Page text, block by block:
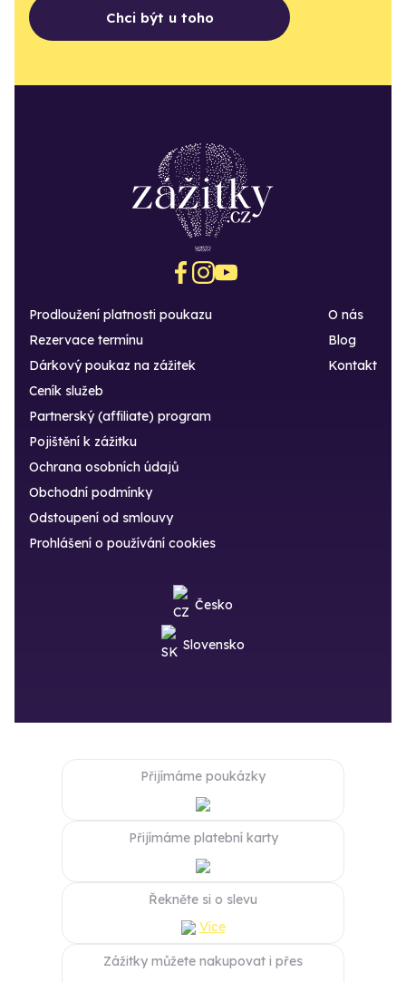
Chci být u toho
Prodloužení platnosti poukazu
Rezervace termínu
Dárkový poukaz na zážitek
O nás
Blog
Kontakt
Ceník služeb
Partnerský (affiliate) program
Pojištění k zážitku
Ochrana osobních údajů
Obchodní podmínky
Odstoupení od smlouvy
Prohlášení o používání cookies
Česko
Slovensko
Přijímáme poukázky
Přijímáme platební karty
Řekněte si o slevu
Více
Zážitky můžete nakupovat i přes